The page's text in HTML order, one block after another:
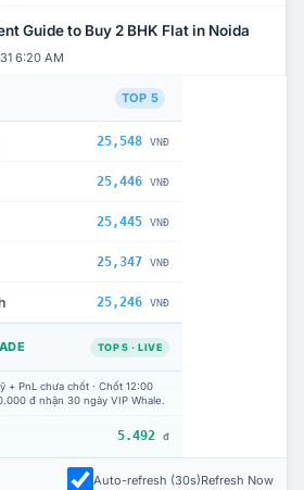
Guide to Buy 2 BHK Flat in Noida
6:20 AM
TOP 5
25,548 VNĐ
25,446 VNĐ
25,445 VNĐ
25,347 VNĐ
25,246 VNĐ
TOP 5 · LIVE
+ PnL chưa chốt · Chốt 12:00
đ nhận 30 ngày VIP Whale.
5.492 đ
Auto-refresh (30s)Refresh Now